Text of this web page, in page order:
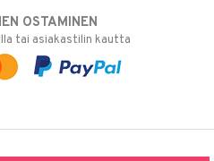
OSTAMINEN
tai asiakastilin kautta